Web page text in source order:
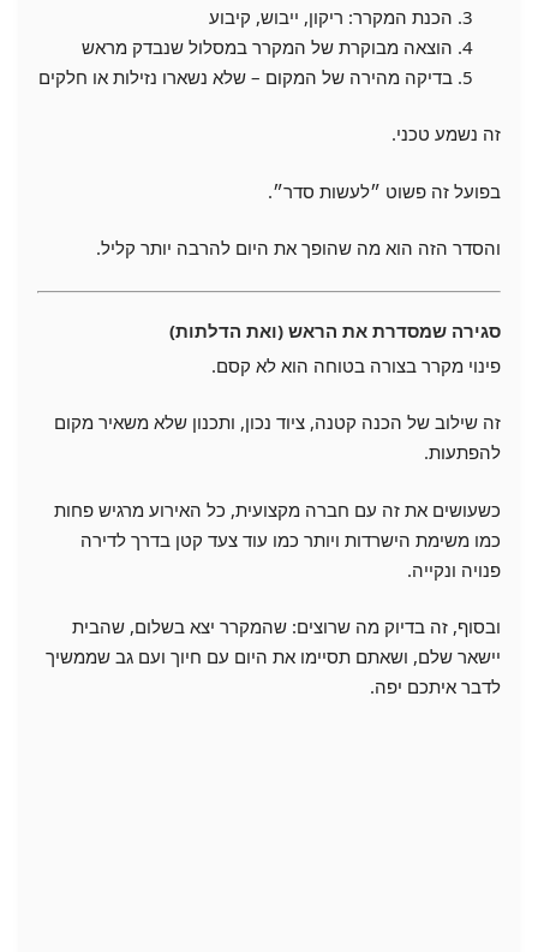
הכנת המקרר: ריקון, ייבוש, קיבוע
הוצאה מבוקרת של המקרר במסלול שנבדק מראש
בדיקה מהירה של המקום – שלא נשארו נזילות או חלקים
זה נשמע טכני.
בפועל זה פשוט ״לעשות סדר״.
והסדר הזה הוא מה שהופך את היום להרבה יותר קליל.
סגירה שמסדרת את הראש (ואת הדלתות)
פינוי מקרר בצורה בטוחה הוא לא קסם.
זה שילוב של הכנה קטנה, ציוד נכון, ותכנון שלא משאיר מקום
להפתעות.
כשעושים את זה עם חברה מקצועית, כל האירוע מרגיש פחות
כמו משימת הישרדות ויותר כמו עוד צעד קטן בדרך לדירה
פנויה ונקייה.
ובסוף, זה בדיוק מה שרוצים: שהמקרר יצא בשלום, שהבית
יישאר שלם, ושאתם תסיימו את היום עם חיוך ועם גב שממשיך
לדבר איתכם יפה.